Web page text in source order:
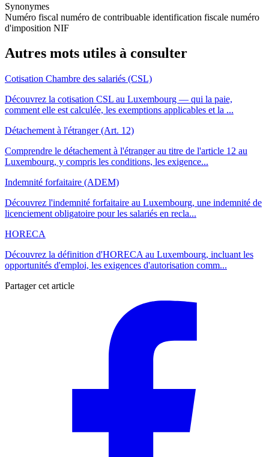
Synonymes
Numéro fiscal numéro de contribuable identification fiscale numéro
d'imposition NIF
Autres mots utiles à consulter
Cotisation Chambre des salariés (CSL)
Découvrez la cotisation CSL au Luxembourg — qui la paie,
comment elle est calculée, les exemptions applicables et la ...
Détachement à l'étranger (Art. 12)
Comprendre le détachement à l'étranger au titre de l'article 12 au
Luxembourg, y compris les conditions, les exigence...
Indemnité forfaitaire (ADEM)
Découvrez l'indemnité forfaitaire au Luxembourg, une indemnité de
licenciement obligatoire pour les salariés en recla...
HORECA
Découvrez la définition d'HORECA au Luxembourg, incluant les
opportunités d'emploi, les exigences d'autorisation comm...
Partager cet article